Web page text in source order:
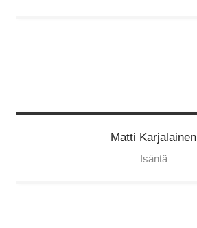
Matti Karjalainen
Isäntä